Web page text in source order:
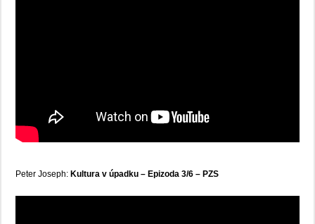
Peter Joseph: Kultura v úpadku – Epizoda 3/6 – PZS